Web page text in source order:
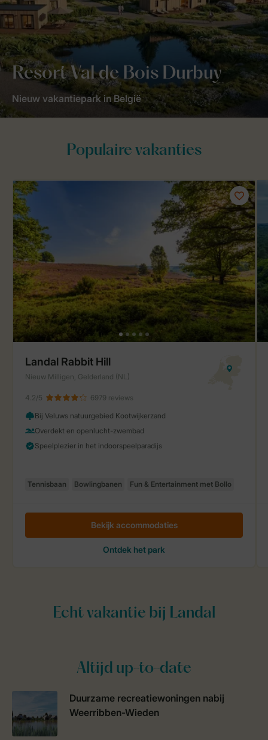
Resort Val de Bois Durbuy
Nieuw vakantiepark in België
Altijd up-to-date
Duurzame recreatiewoningen nabij
Weerribben-Wieden